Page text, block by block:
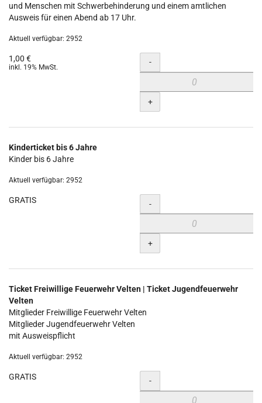
und Menschen mit Schwerbehinderung und einem amtlichen
Ausweis für einen Abend ab 17 Uhr.
Aktuell verfügbar: 2952
1,00 €
inkl. 19% MwSt. Menge
-
+
Kinderticket bis 6 Jahre
Kinder bis 6 Jahre
Aktuell verfügbar: 2952
GRATIS Menge
-
+
Ticket Freiwillige Feuerwehr Velten | Ticket Jugendfeuerwehr
Velten
Mitglieder Freiwillige Feuerwehr Velten
Mitglieder Jugendfeuerwehr Velten
mit Ausweispflicht
Aktuell verfügbar: 2952
GRATIS Menge
-